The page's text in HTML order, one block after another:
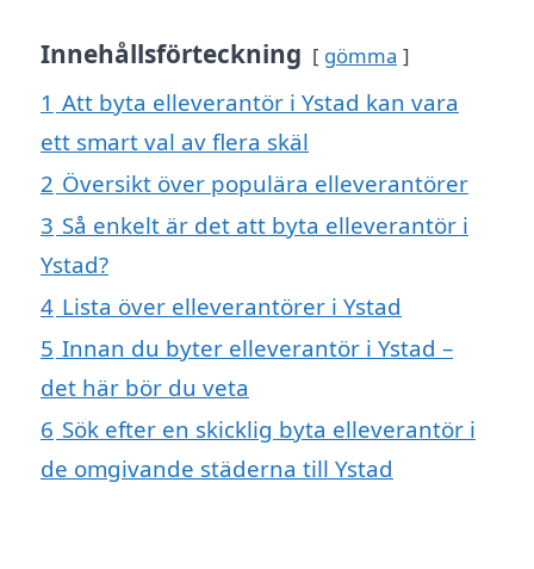
Innehållsförteckning gömma
1 Att byta elleverantör i Ystad kan vara
ett smart val av flera skäl
2 Översikt över populära elleverantörer
3 Så enkelt är det att byta elleverantör i
Ystad?
4 Lista över elleverantörer i Ystad
5 Innan du byter elleverantör i Ystad –
det här bör du veta
6 Sök efter en skicklig byta elleverantör i
de omgivande städerna till Ystad